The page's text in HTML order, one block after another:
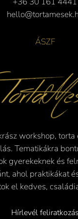
ÁSZF
workshop, torta
Tematikákra
gyerekeknek és
ahol praktikákat
el kedves,
Hírlevél feliratkozás